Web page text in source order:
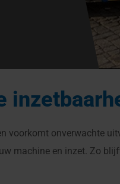
voorkomt onverwachte
machine en inzet. Zo